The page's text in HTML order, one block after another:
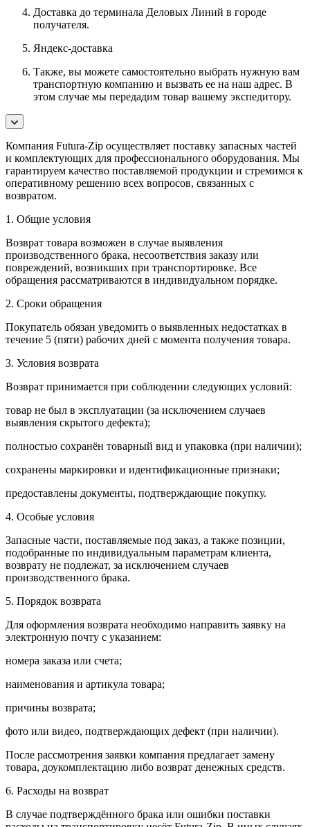
Доставка до терминала Деловых Линий в городе
получателя.
Яндекс-доставка
Также, вы можете самостоятельно выбрать нужную вам
транспортную компанию и вызвать ее на наш адрес. В
этом случае мы передадим товар вашему экспедитору.
Компания Futura-Zip осуществляет поставку запасных частей
и комплектующих для профессионального оборудования. Мы
гарантируем качество поставляемой продукции и стремимся к
оперативному решению всех вопросов, связанных с
возвратом.
1. Общие условия
Возврат товара возможен в случае выявления
производственного брака, несоответствия заказу или
повреждений, возникших при транспортировке. Все
обращения рассматриваются в индивидуальном порядке.
2. Сроки обращения
Покупатель обязан уведомить о выявленных недостатках в
течение 5 (пяти) рабочих дней с момента получения товара.
3. Условия возврата
Возврат принимается при соблюдении следующих условий:
товар не был в эксплуатации (за исключением случаев
выявления скрытого дефекта);
полностью сохранён товарный вид и упаковка (при наличии);
сохранены маркировки и идентификационные признаки;
предоставлены документы, подтверждающие покупку.
4. Особые условия
Запасные части, поставляемые под заказ, а также позиции,
подобранные по индивидуальным параметрам клиента,
возврату не подлежат, за исключением случаев
производственного брака.
5. Порядок возврата
Для оформления возврата необходимо направить заявку на
электронную почту с указанием:
номера заказа или счета;
наименования и артикула товара;
причины возврата;
фото или видео, подтверждающих дефект (при наличии).
После рассмотрения заявки компания предлагает замену
товара, доукомплектацию либо возврат денежных средств.
6. Расходы на возврат
В случае подтверждённого брака или ошибки поставки